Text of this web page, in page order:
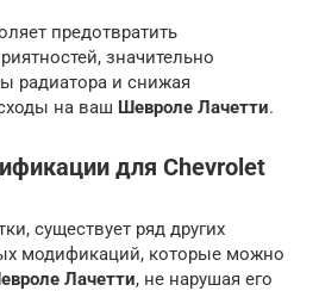
предотвратить
значительно
радиатора и снижая
на ваш Шевроле Лачетти.
для Chevrolet
существует ряд других
модификаций, которые можно
Лачетти, не нарушая его